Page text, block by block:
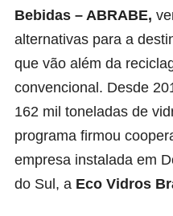
Bebidas – ABRABE,
alternativas para a
que vão além da
convencional. Desde
162 mil toneladas de
programa firmou
empresa instalada em
do Sul, a Eco Vidros